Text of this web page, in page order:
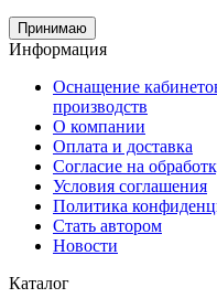
Принимаю
Информация
Оснащение
производств
О компании
Оплата и доставка
Согласие на
Условия соглашения
Политика
Стать автором
Новости
Каталог